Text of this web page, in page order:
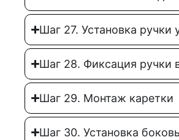
Шаг 27. Установка ручки
Шаг 28. Фиксация ручки
Шаг 29. Монтаж каретки
Шаг 30. Установка